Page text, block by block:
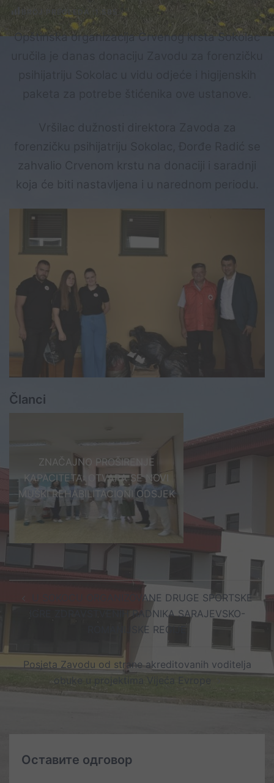
BROJ PREGLEDA :
Opštinska organizacija Crvenog krsta Sokolac
zahvalio Crvenom krstu na donaciji i saradnji
koja će biti nastavljena i u narednom periodu.
Članci
ZNAČAJNO PROŠIRENJE
KAPACITETA: OTVARA SE NOVI
MUŠKI REHABILITACIONI ODSJEK
navigation
U SOKOCU ORGANIZOVANE DRUGE SPORTSKE
IGRE ZDRAVSTVENIH RADNIKA SARAJEVSKO-
ROMANIJSKE REGIJE
Posjeta Zavodu od strane akreditovanih voditelja
obuke u projektima Vijeća Evrope
Оставите одговор